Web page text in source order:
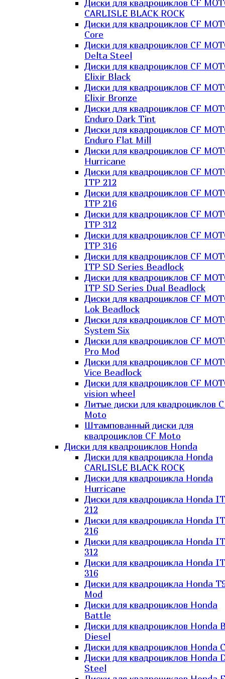
Диски для квадроциклов CF
CARLISLE BLACK ROCK
Диски для квадроциклов CF
Core
Диски для квадроциклов CF
Delta Steel
Диски для квадроциклов CF
Elixir Black
Диски для квадроциклов CF
Elixir Bronze
Диски для квадроциклов CF
Enduro Dark Tint
Диски для квадроциклов CF
Enduro Flat Mill
Диски для квадроциклов CF
Hurricane
Диски для квадроциклов CF
ITP 212
Диски для квадроциклов CF
ITP 216
Диски для квадроциклов CF
ITP 312
Диски для квадроциклов CF
ITP 316
Диски для квадроциклов CF
ITP SD Series Beadlock
Диски для квадроциклов CF
ITP SD Series Dual Beadlock
Диски для квадроциклов CF
Lok Beadlock
Диски для квадроциклов CF
System Six
Диски для квадроциклов CF
Pro Mod
Диски для квадроциклов CF
Vice Beadlock
Диски для квадроциклов CF
vision wheel
Литые диски для квадроциклов
Moto
Штампованный диски для
квадроциклов CF Moto
Диски для квадроциклов Honda
Диски для квадроцикла Honda
CARLISLE BLACK ROCK
Диски для квадроцикла Honda
Hurricane
Диски для квадроцикла Honda
212
Диски для квадроцикла Honda
216
Диски для квадроцикла Honda
312
Диски для квадроцикла Honda
316
Диски для квадроцикла Honda
Mod
Диски для квадроциклов Honda
Battle
Диски для квадроциклов Honda
Diesel
Диски для квадроциклов Honda
Диски для квадроциклов Honda
Steel